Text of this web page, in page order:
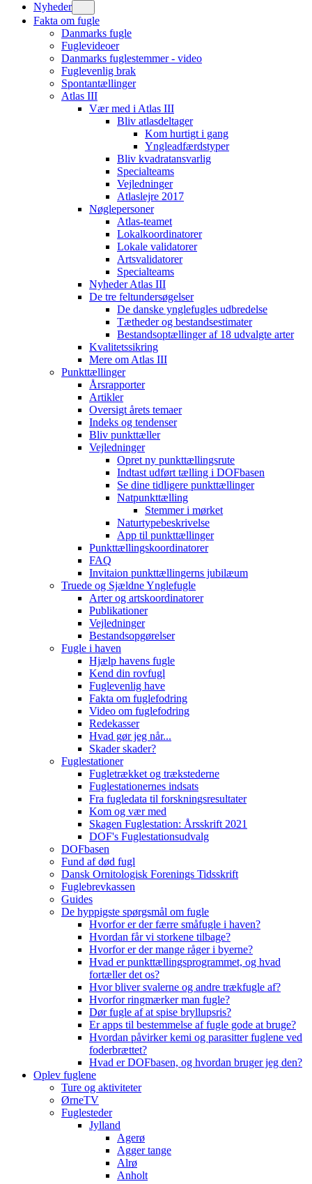
Nyheder
Fakta om fugle
Danmarks fugle
Fuglevideoer
Danmarks fuglestemmer - video
Fuglevenlig brak
Spontantællinger
Atlas III
Vær med i Atlas III
Bliv atlasdeltager
Kom hurtigt i gang
Yngleadfærdstyper
Bliv kvadratansvarlig
Specialteams
Vejledninger
Atlaslejre 2017
Nøglepersoner
Atlas-teamet
Lokalkoordinatorer
Lokale validatorer
Artsvalidatorer
Specialteams
Nyheder Atlas III
De tre feltundersøgelser
De danske ynglefugles udbredelse
Tætheder og bestandsestimater
Bestandsoptællinger af 18 udvalgte arter
Kvalitetssikring
Mere om Atlas III
Punkttællinger
Årsrapporter
Artikler
Oversigt årets temaer
Indeks og tendenser
Bliv punkttæller
Vejledninger
Opret ny punkttællingsrute
Indtast udført tælling i DOFbasen
Se dine tidligere punkttællinger
Natpunkttælling
Stemmer i mørket
Naturtypebeskrivelse
App til punkttællinger
Punkttællingskoordinatorer
FAQ
Invitaion punkttællingerns jubilæum
Truede og Sjældne Ynglefugle
Arter og artskoordinatorer
Publikationer
Vejledninger
Bestandsopgørelser
Fugle i haven
Hjælp havens fugle
Kend din rovfugl
Fuglevenlig have
Fakta om fuglefodring
Video om fuglefodring
Redekasser
Hvad gør jeg når...
Skader skader?
Fuglestationer
Fugletrækket og trækstederne
Fuglestationernes indsats
Fra fugledata til forskningsresultater
Kom og vær med
Skagen Fuglestation: Årsskrift 2021
DOF's Fuglestationsudvalg
DOFbasen
Fund af død fugl
Dansk Ornitologisk Forenings Tidsskrift
Fuglebrevkassen
Guides
De hyppigste spørgsmål om fugle
Hvorfor er der færre småfugle i haven?
Hvordan får vi storkene tilbage?
Hvorfor er der mange råger i byerne?
Hvad er punkttællingsprogrammet, og hvad
fortæller det os?
Hvor bliver svalerne og andre trækfugle af?
Hvorfor ringmærker man fugle?
Dør fugle af at spise bryllupsris?
Er apps til bestemmelse af fugle gode at bruge?
Hvordan påvirker kemi og parasitter fuglene ved
foderbrættet?
Hvad er DOFbasen, og hvordan bruger jeg den?
Oplev fuglene
Ture og aktiviteter
ØrneTV
Fuglesteder
Jylland
Agerø
Agger tange
Alrø
Anholt